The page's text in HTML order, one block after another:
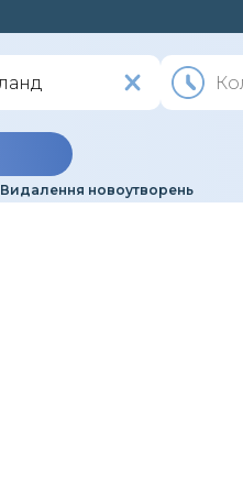
Видалення новоутворень